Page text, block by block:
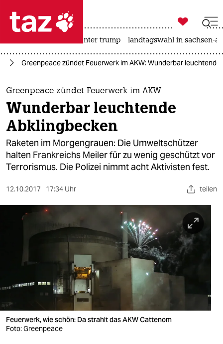
 taz zahl ich
taz zahl ich
themen
politik
öko
gesellschaft
sport
verlag
verlag
veranstaltungen

taz zahl ich
usa unter trump landtagswahl in sachsen-
Greenpeace zündet Feuerwerk im AKW: Wunderbar
Greenpeace zündet Feuerwerk im AKW
Wunderbar leuchtende
Abklingbecken
Raketen im Morgengrauen: Die Umweltschützer
halten Frankreichs Meiler für zu wenig geschützt vor
Terrorismus. Die Polizei nimmt acht Aktivisten fest.
12.10.2017 17:34 Uhr teilen
Feuerwerk, wie schön: Da strahlt das AKW Cattenom
Foto: Greenpeace